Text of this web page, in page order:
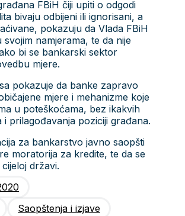
FBiH čiji upiti o odgodi
bivaju odbijeni ili ignorisani, a
pokazuju da Vlada FBiH
svojim namjerama, te da nije
bi se bankarski sektor
mjere.
pokazuje da banke zapravo
mjere i mehanizme koje
u poteškoćama, bez ikakvih
i prilagođavanja poziciji građana.
za bankarstvo javno saopšti
moratorija za kredite, te da se
državi.
Saopštenja i izjave